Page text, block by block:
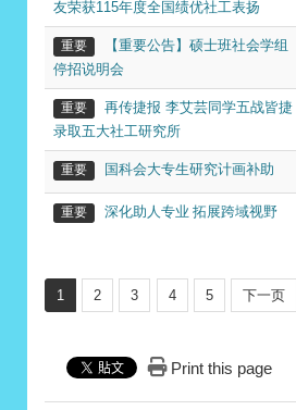
友荣获115年度全国绩优社工表扬
重要
【重要公告】硕士班社会学组
停招说明会
重要
再传捷报 李艾芸同学五战皆捷
录取五大社工研究所
重要 国科会大专生研究计画补助
重要 深化助人专业 拓展跨域视野
1 2 3 4 5 下一页
Print this page